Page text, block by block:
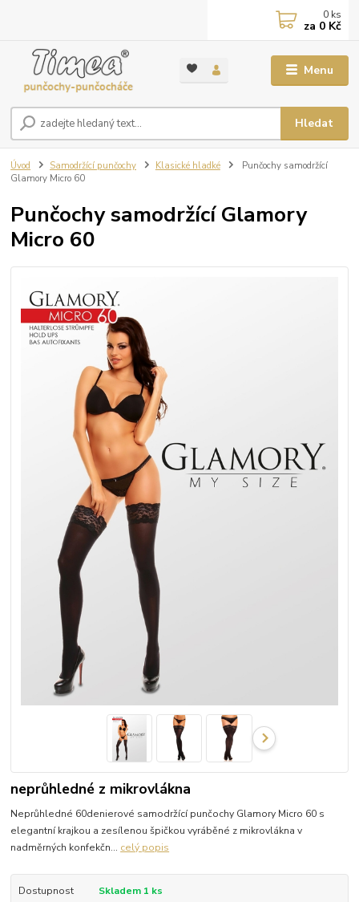
Menu
Hledat
0 ks
za 0 Kč
Úvod Samodržící punčochy Klasické hladké
Punčochy samodržící
Glamory Micro 60
Punčochy samodržící Glamory
Micro 60
neprůhledné z mikrovlákna
Neprůhledné 60denierové samodržící punčochy Glamory Micro 60 s
elegantní krajkou a zesílenou špičkou vyráběné z mikrovlákna v
nadměrných konfekčn... celý popis
Dostupnost
Skladem 1 ks